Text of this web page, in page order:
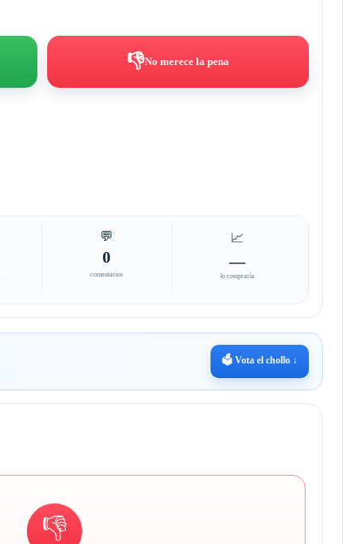
👎No merece la pena
💬
0
comentarios
📈
—
lo compraría
🗳️ Vota el chollo ↓
👎